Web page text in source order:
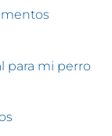
para mi perro